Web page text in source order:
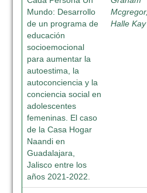
Mundo: Desarrollo
de un programa de
educación
socioemocional
para aumentar la
autoestima, la
autoconciencia y la
conciencia social en
adolescentes
femeninas. El caso
de la Casa Hogar
Naandi en
Guadalajara,
Jalisco entre los
años 2021-2022.
Mcgregor,
Halle Kay